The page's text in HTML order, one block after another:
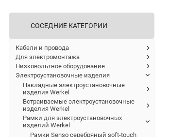
СОСЕДНИЕ КАТЕГОРИИ
Кабели и провода
Для электромонтажа
Низковольтное оборудование
Электроустановочные изделия
Накладные электроустановочные
изделия Werkel
Встраиваемые электроустановочные
изделия Werkel
Рамки для электроустановочных
изделий Werkel
Рамки Senso серебряный soft-touch